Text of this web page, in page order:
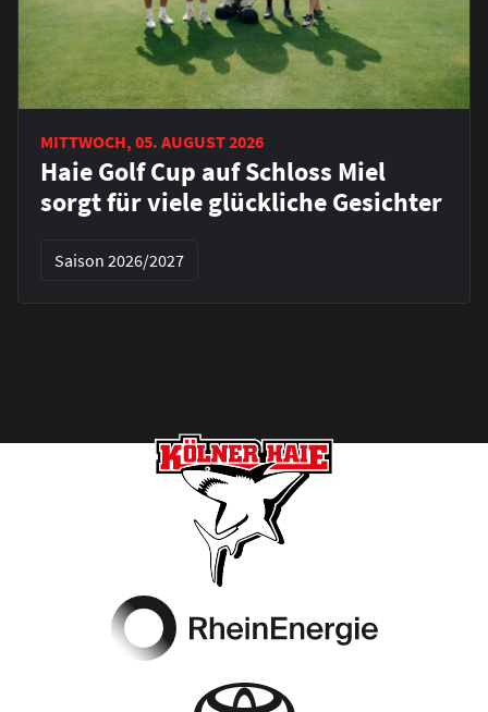
MITTWOCH, 05. AUGUST 2026
Haie Golf Cup auf Schloss Miel
sorgt für viele glückliche Gesichter
Saison 2026/2027